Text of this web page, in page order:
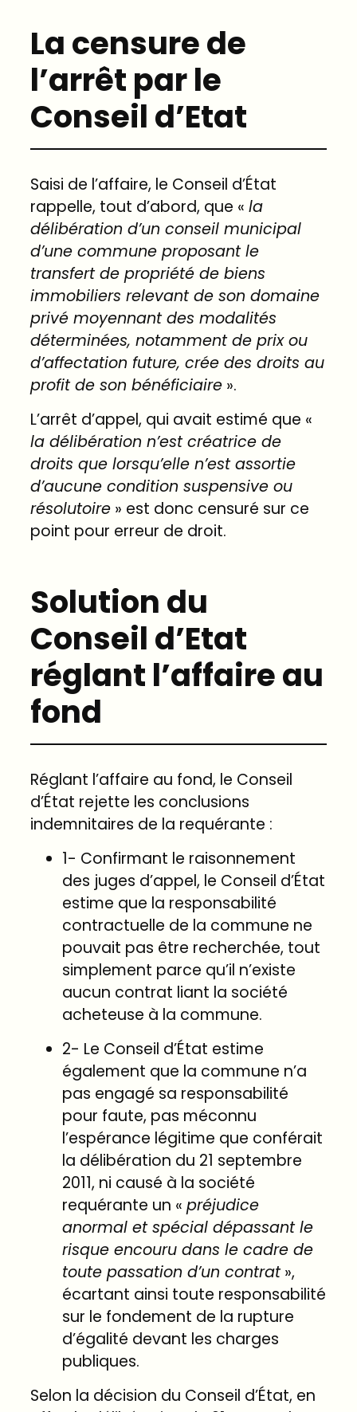
La censure de
l’arrêt par le
Conseil d’Etat
Saisi de l’affaire, le Conseil d’État
rappelle, tout d’abord, que «la
délibérationd’unconseilmunicipal
d’unecommuneproposantle
transfertdepropriétédebiens
immobiliersrelevantdesondomaine
privémoyennantdesmodalités
déterminées,notammentdeprixou
d’affectation future,créedesdroitsau
profitdesonbénéficiaire ».
L’arrêt d’appel, qui avait estimé que «
la délibération n’est créatrice de
droits que lorsqu’elle n’est assortie
d’aucune condition suspensive ou
résolutoire » est donc censuré sur ce
point pour erreur de droit.
Solution du
Conseil d’Etat
réglant l’affaire au
fond
Réglant l’affaire au fond, le Conseil
d’État rejette les conclusions
indemnitaires de la requérante :
1- Confirmant le raisonnement
des juges d’appel, le Conseil d’État
estime que la responsabilité
contractuelle de la commune ne
pouvait pas être recherchée, tout
simplement parce qu’il n’existe
aucun contrat liant la société
acheteuse à la commune.
2- Le Conseil d’État estime
également que la commune n’a
pas engagé sa responsabilité
pour faute, pas méconnu
l’espérance légitime que conférait
la délibération du 21 septembre
2011, ni causé à la société
requérante un «préjudice
anormaletspécialdépassantle
risqueencourudanslecadrede
toutepassationd’uncontrat»,
écartant ainsi toute responsabilité
sur le fondement de la rupture
d’égalité devant les charges
publiques.
Selon la décision du Conseil d’État, en